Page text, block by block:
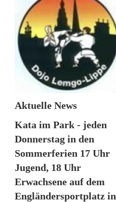
Aktuelle News
Kata im Park - jeden
Donnerstag in den
Sommerferien 17 Uhr
Jugend, 18 Uhr
Erwachsene auf dem
Engländersportplatz in